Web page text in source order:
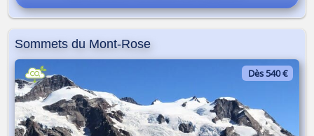
Sommets du Mont-Rose
Dès 540 €